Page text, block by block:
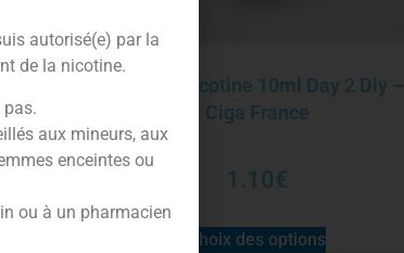
Booster nicotine 10ml Day 2 Diy –
Ciga France
1.10€
Choix des options
autorisé(e) par la
de la nicotine.
pas.
aux mineurs, aux
enceintes ou
ou à un pharmacien